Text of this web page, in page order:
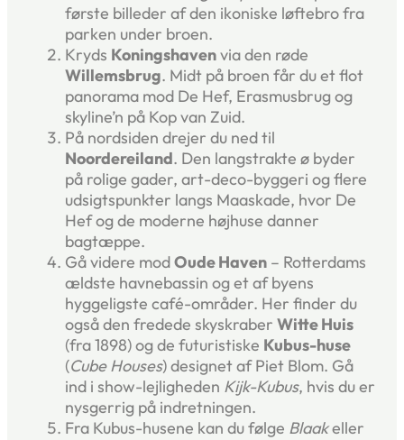
første billeder af den ikoniske løfte­bro fra
parken under broen.
Kryds Koningshavenvia den røde
Willemsbrug. Midt på broen får du et flot
panorama mod De Hef, Erasmusbrug og
skyline’n på Kop van Zuid.
På nordsiden drejer du ned til
Noordereiland. Den langstrakte ø byder
på rolige gader, art-deco-byggeri og flere
udsigts­punkter langs Maaskade, hvor De
Hef og de moderne højhuse danner
bagtæppe.
Gå videre modOude Haven – Rotterdams
ældste havnebassin og et af byens
hyggeligste café-områder. Her finder du
også den fredede skyskraber Witte Huis
(fra 1898) og de futuristiske Kubus-huse
(Cube Houses) designet af Piet Blom. Gå
ind i show-lejligheden Kijk-Kubus, hvis du er
nysgerrig på indretningen.
Fra Kubus-husene kan du følge Blaakeller